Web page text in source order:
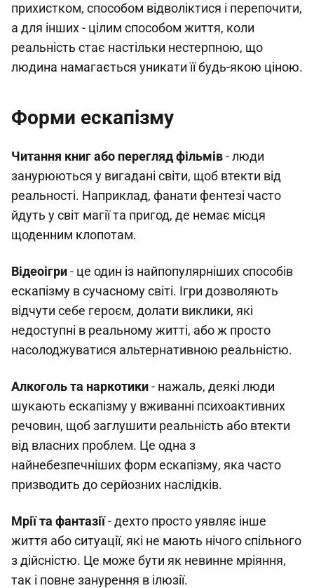
прихистком, способом відволіктися і перепочити,
а для інших - цілим способом життя, коли
реальність стає настільки нестерпною, що
людина намагається уникати її будь-якою ціною.
Форми ескапізму
Читання книг або перегляд фільмів- люди
занурюються у вигадані світи, щоб втекти від
реальності. Наприклад, фанати фентезі часто
йдуть у світ магії та пригод, де немає місця
щоденним клопотам.
Відеоігри- це один із найпопулярніших способів
ескапізму в сучасному світі. Ігри дозволяють
відчути себе героєм, долати виклики, які
недоступні в реальному житті, або ж просто
насолоджуватися альтернативною реальністю.
Алкоголь та наркотики- нажаль, деякі люди
шукають ескапізму у вживанні психоактивних
речовин, щоб заглушити реальність або втекти
від власних проблем. Це одна з
найнебезпечніших форм ескапізму, яка часто
призводить до серйозних наслідків.
Мрії та фантазії- дехто просто уявляє інше
життя або ситуації, які не мають нічого спільного
з дійсністю. Це може бути як невинне мріяння,
так і повне занурення в ілюзії.